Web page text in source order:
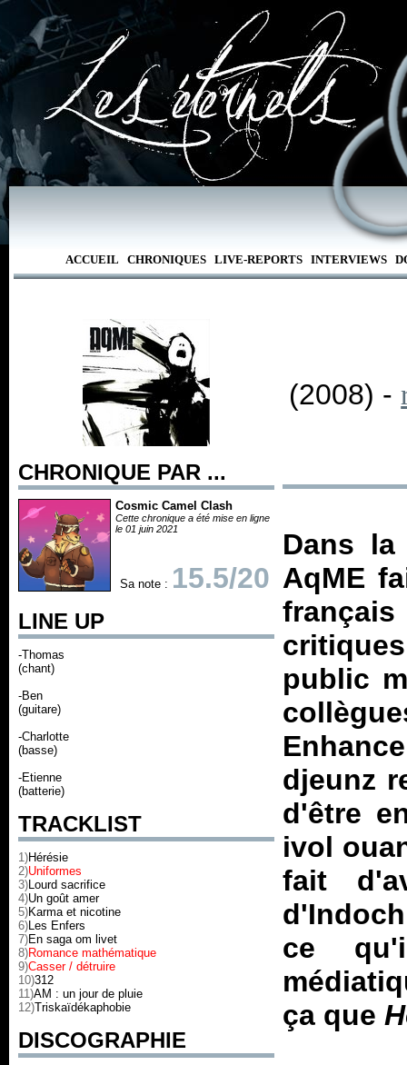
ACCUEIL CHRONIQUES LIVE-REPORTS INTERVIEWS
CHRONIQUE PAR ...
Cosmic Camel Clash
Cette chronique a été mise en ligne
le 01 juin 2021
Sa note : 15.5/20
LINE UP
-Thomas
(chant)
-Ben
(guitare)
-Charlotte
(basse)
-Etienne
(batterie)
TRACKLIST
1)Hérésie
2)Uniformes
3)Lourd sacrifice
4)Un goût amer
5)Karma et nicotine
6)Les Enfers
7)En saga om livet
8)Romance mathématique
9)Casser / détruire
10)312
11)AM : un jour de pluie
12)Triskaïdékaphobie
DISCOGRAPHIE
(2008) -
Dans
AqME
public
djeunz
d'être
ivol
fait
ce
ça que